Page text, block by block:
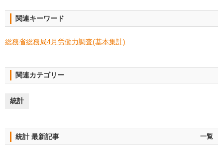
関連キーワード
総務省総務局4月労働力調査(基本集計)
関連カテゴリー
統計
統計 最新記事 一覧